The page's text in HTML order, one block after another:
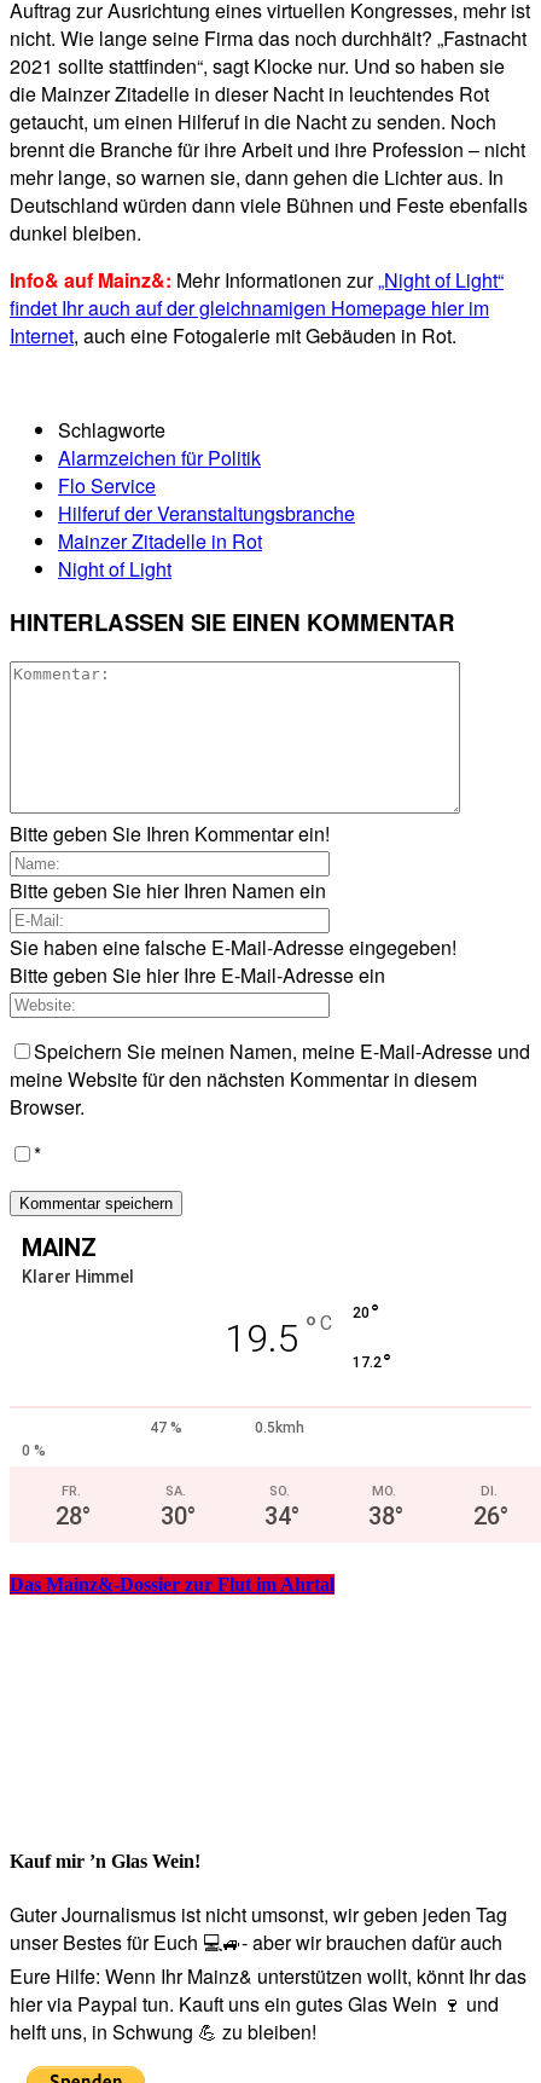
Auftrag zur Ausrichtung eines virtuellen Kongresses, mehr ist
nicht. Wie lange seine Firma das noch durchhält? „Fastnacht
2021 sollte stattfinden“, sagt Klocke nur. Und so haben sie
die Mainzer Zitadelle in dieser Nacht in leuchtendes Rot
getaucht, um einen Hilferuf in die Nacht zu senden. Noch
brennt die Branche für ihre Arbeit und ihre Profession – nicht
mehr lange, so warnen sie, dann gehen die Lichter aus. In
Deutschland würden dann viele Bühnen und Feste ebenfalls
dunkel bleiben.
Info& auf Mainz&: Mehr Informationen zur„Night of Light“
findet Ihr auch auf der gleichnamigen Homepage hier im
Internet, auch eine Fotogalerie mit Gebäuden in Rot.
Schlagworte
Alarmzeichen für Politik
Flo Service
Hilferuf der Veranstaltungsbranche
Mainzer Zitadelle in Rot
Night of Light
HINTERLASSEN SIE EINEN KOMMENTAR
Bitte geben Sie Ihren Kommentar ein!
Bitte geben Sie hier Ihren Namen ein
Sie haben eine falsche E-Mail-Adresse eingegeben!
Bitte geben Sie hier Ihre E-Mail-Adresse ein
Speichern Sie meinen Namen, meine E-Mail-Adresse und
meine Website für den nächsten Kommentar in diesem
Browser.
*
MAINZ
Klarer Himmel
19.5 ° C 20°
17.2°
47 %
0.5kmh
0 %
FR.
28°
SA.
30°
SO.
34°
MO.
38°
DI.
26°
Das Mainz&-Dossier zur Flut im Ahrtal
Kauf mir ’n Glas Wein!
Guter Journalismus ist nicht umsonst, wir geben jeden Tag
unser Bestes für Euch 💻🚙- aber wir brauchen dafür auch
Eure Hilfe: Wenn Ihr Mainz& unterstützen wollt, könnt Ihr das
hier via Paypal tun. Kauft uns ein gutes Glas Wein 🍷 und
helft uns, in Schwung 💪 zu bleiben!